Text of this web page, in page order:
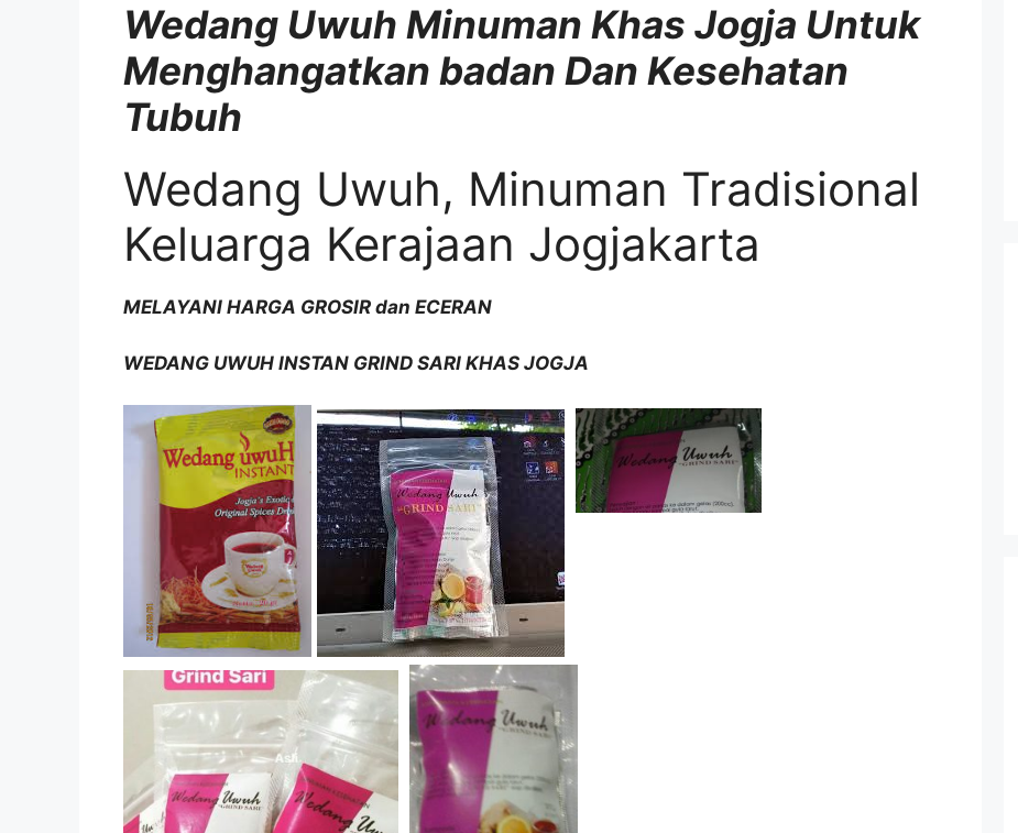
Wedang Uwuh Minuman Khas Jogja Untuk
Menghangatkan badan Dan Kesehatan
Tubuh
Wedang Uwuh, Minuman Tradisional
Keluarga Kerajaan Jogjakarta
MELAYANI HARGA GROSIR dan ECERAN
WEDANG UWUH INSTAN GRIND SARI KHAS JOGJA